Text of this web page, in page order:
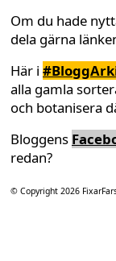
Om du hade
dela gärna
Här i
alla gamla
och botanisera
Bloggens
redan?
© Copyright 2026